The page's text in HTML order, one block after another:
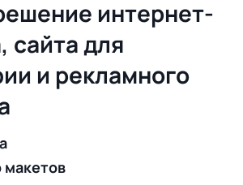
интернет-
сайта для
и рекламного
макетов